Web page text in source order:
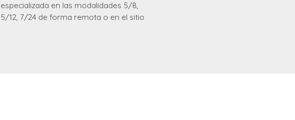
especializada en las modalidades 5/8,
5/12, 7/24 de forma remota o en el sitio